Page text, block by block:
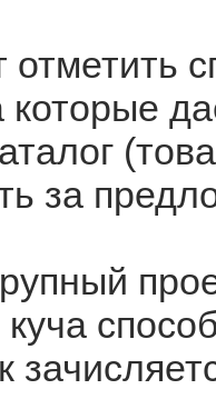
отметить
которые
за